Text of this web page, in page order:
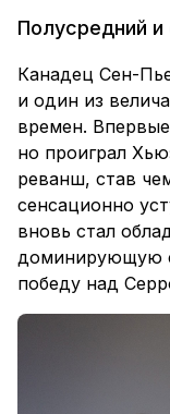
Полусредний и
Канадец Сен-
и один из
времен.
но проиграл
реванш, став
сенсационно
вновь стал
доминирующую
победу над